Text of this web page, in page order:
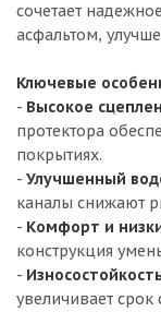
сочетает
асфальтом,
Ключевые
- Высокое
протектора
покрытиях.
- Улучшенный
каналы снижают
- Комфорт и
конструкция
-
увеличивает